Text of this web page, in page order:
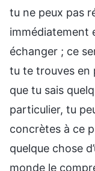
tu ne peux pas
immédiatement
échanger ; ce
tu te trouves en
que tu sais
particulier, tu
concrètes à ce
quelque chose
monde le